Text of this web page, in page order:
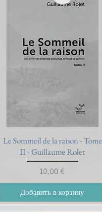
Быстрый просмотр
Le Sommeil de la raison - Tome
II - Guillaume Rolet
Цена
10,00 €
Добавить в корзину